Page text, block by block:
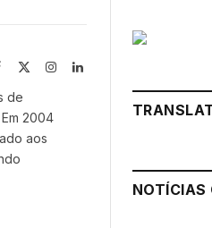
Facebook InstagramLinkedIn
de
2004
aos
NOTÍCIAS